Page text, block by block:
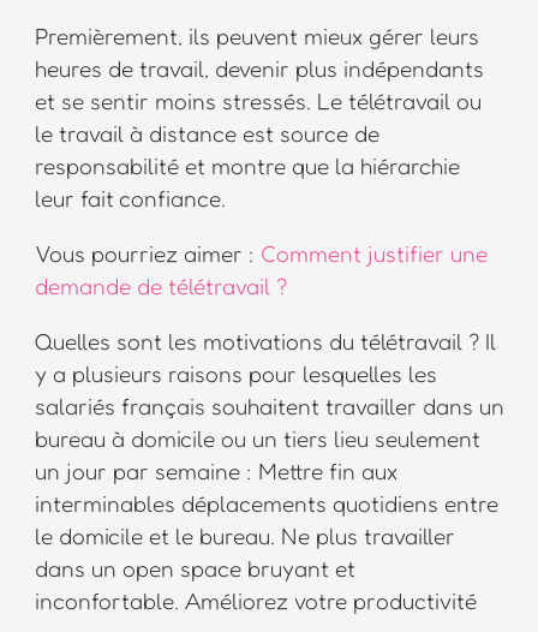
Premièrement, ils peuvent mieux gérer leurs
heures de travail, devenir plus indépendants
et se sentir moins stressés. Le télétravail ou
le travail à distance est source de
responsabilité et montre que la hiérarchie
leur fait confiance.
Vous pourriez aimer : Comment justifier une
demande de télétravail ?
Quelles sont les motivations du télétravail ? Il
y a plusieurs raisons pour lesquelles les
salariés français souhaitent travailler dans un
bureau à domicile ou un tiers lieu seulement
un jour par semaine : Mettre fin aux
interminables déplacements quotidiens entre
le domicile et le bureau. Ne plus travailler
dans un open space bruyant et
inconfortable. Améliorez votre productivité